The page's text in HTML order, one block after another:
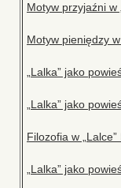
Motyw przyjaźni w
Motyw pieniędzy
„Lalka” jako
„Lalka” jako
Filozofia w „Lalce”
„Lalka” jako